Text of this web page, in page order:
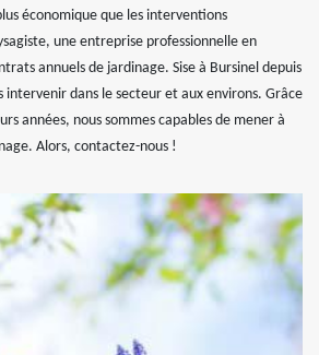
économique que les interventions
une entreprise professionnelle en
annuels de jardinage. Sise à Bursinel depuis
intervenir dans le secteur et aux environs. Grâce
années, nous sommes capables de mener à
Alors, contactez-nous !